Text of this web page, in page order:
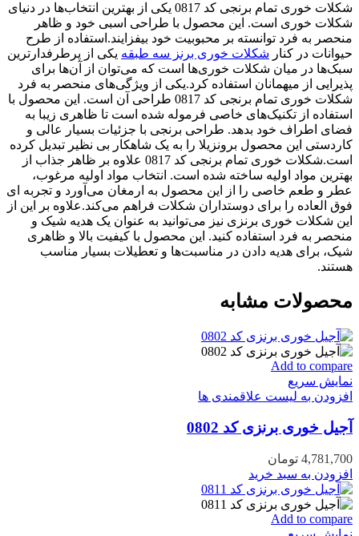
شکلات خوری تمام برنجی کد 0817 یکی از بهترین انتخاب‌ها در دنیای
شکلات خوری است. این محصول با طراحی اسبی خود و ظاهر
منحصر به فرد توانسته بر محبوبیت خود بیفزایند.استفاده از طرح
حیوانات در کنار شکلات خوری برنز سه طبقه یکی از پرطرفدارترین
سبک‌ها در میان شکلات خوری‌ها است که می‌توان از آن‌ها برای
پذیرایی از میهمانان استفاده کرد.یکی از ویژگی‌های منحصر به فرد
شکلات خوری تمام برنجی کد 0817 طراحی آن است. این محصول با
استفاده از تکنیک‌های خاصی فرموله شده است تا ظاهری زیبا به
فضای اطراف خود بدهد. طراحی برنجی با جزئیات بسیار عالی و
کاردستی این محصول برونزیلا را به یک شاهکار بی نظیر تبدیل کرده
است.شکلات خوری تمام برنجی کد 0817 علاوه بر ظاهر جذاب از
بهترین مواد اولیه ساخته شده است. انتخاب مواد اولیه مرغوب،
عطر و طعم خاصی را از این محصول به ارمغان می‌آورد و تجربه ای
فوق العاده را برای دوستداران شکلات فراهم می‌کند.علاوه بر این از
این شکلات خوری برنزی نیز می‌توانید به عنوان یک هدیه شیک و
منحصر به فرد استفاده کنید. این محصول با کیفیت بالا و ظاهری
شیک، برای هدیه دادن در مناسبت‌ها و تعطیلات بسیار مناسب
هستند.
محصولات مشابه
Add to compare
نمایش سریع
افزودن به لیست علاقمندی ها
آجیل خوری برنزی کد 0802
4,781,700 تومان
افزودن به سبد خرید
Add to compare